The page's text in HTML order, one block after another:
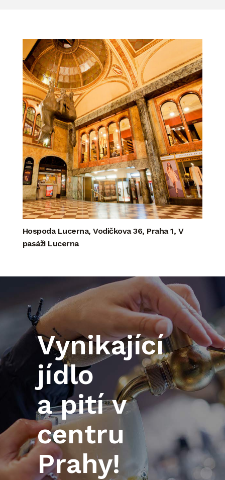
Hospoda Lucerna, Vodičkova 36, Praha 1, V
pasáži Lucerna
Vynikající
jídlo
a pití v
centru
Prahy!